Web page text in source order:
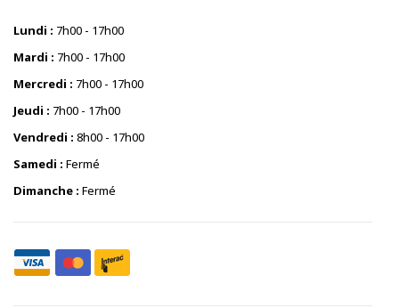
Lundi : 7h00 - 17h00
Mardi : 7h00 - 17h00
Mercredi : 7h00 - 17h00
Jeudi : 7h00 - 17h00
Vendredi : 8h00 - 17h00
Samedi : Fermé
Dimanche : Fermé